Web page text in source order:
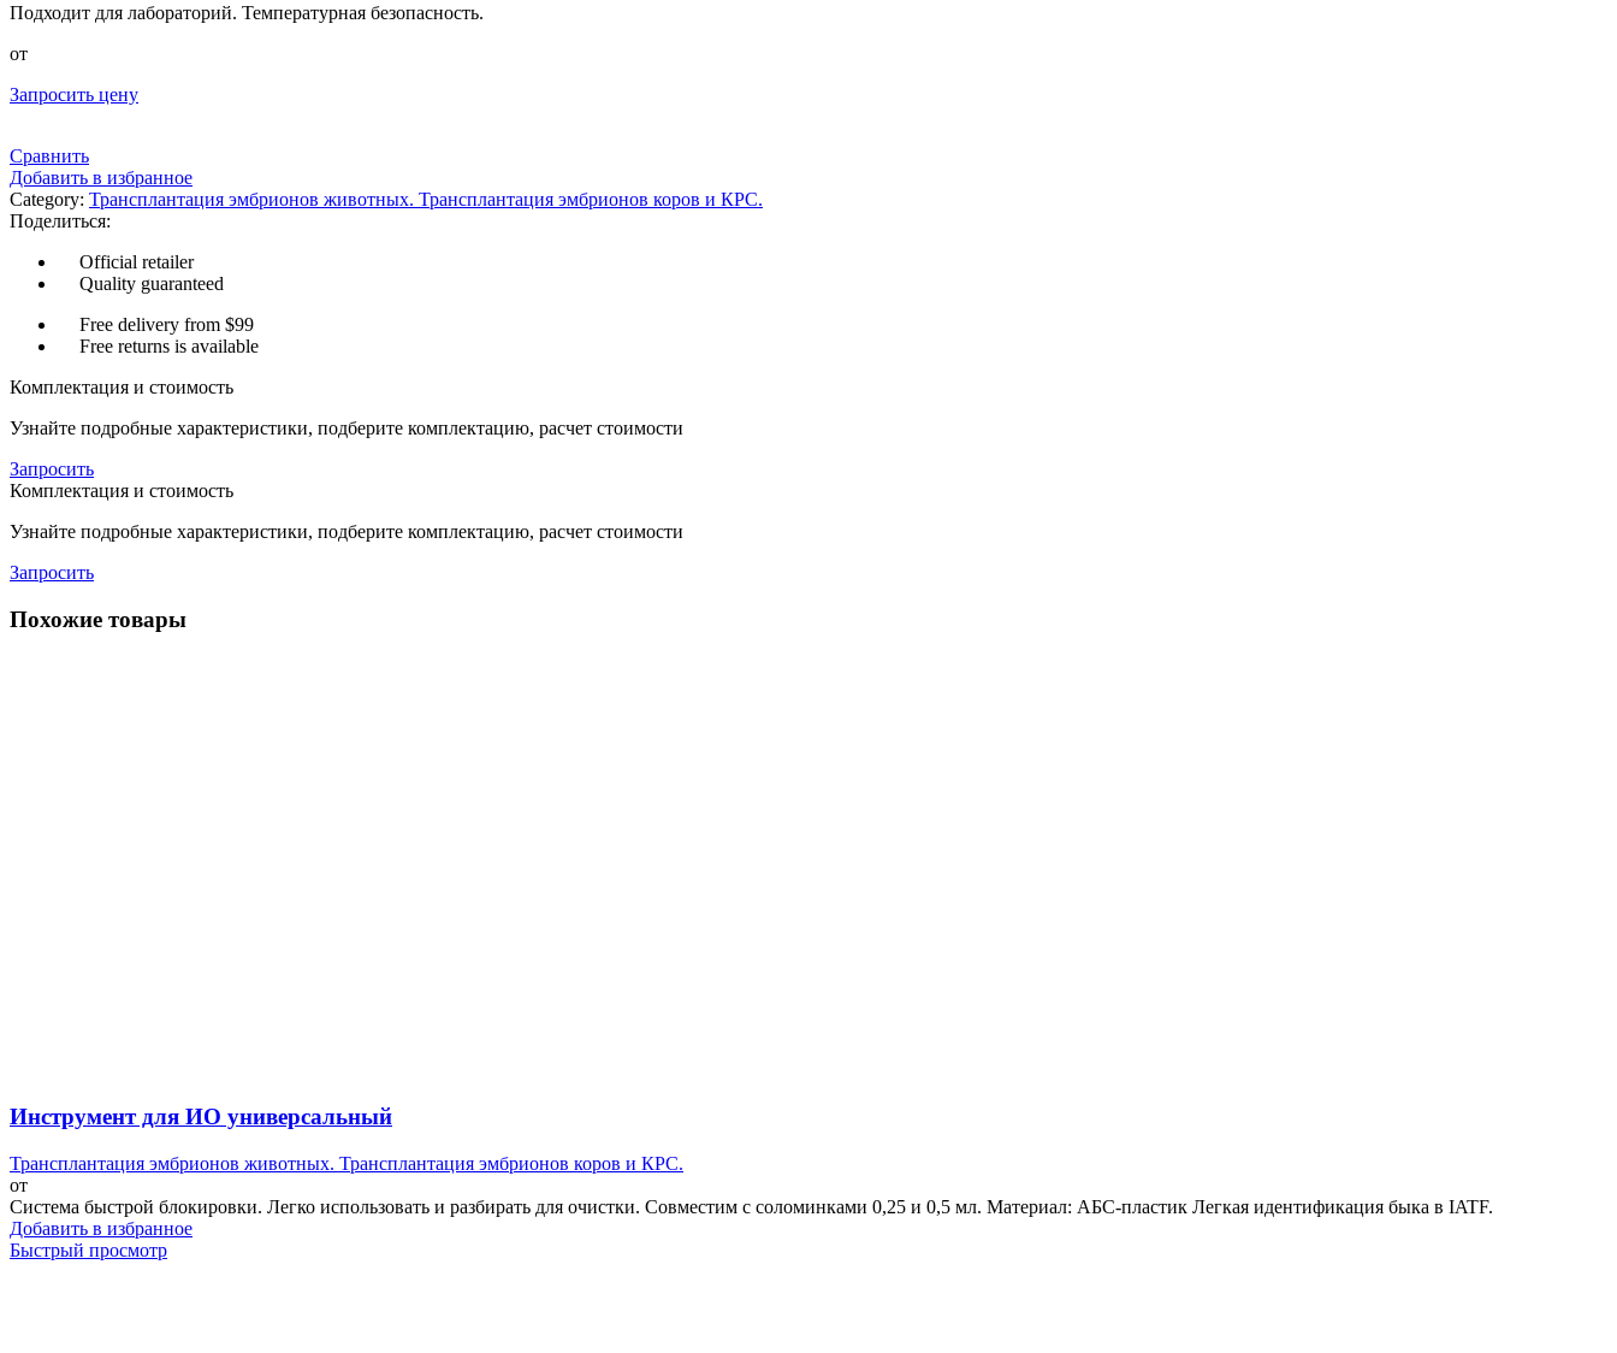
Подходит для лабораторий. Температурная безопасность.
от
Запросить цену
Сравнить
Добавить в избранное
Category: Трансплантация эмбрионов животных. Трансплантация эмбрионов коров и КРС.
Поделиться:
Official retailer
Quality guaranteed
Free delivery from $99
Free returns is available
Комплектация и стоимость
Узнайте подробные характеристики, подберите комплектацию, расчет стоимости
Запросить
Комплектация и стоимость
Узнайте подробные характеристики, подберите комплектацию, расчет стоимости
Запросить
Похожие товары
Инструмент для ИО универсальный
Трансплантация эмбрионов животных. Трансплантация эмбрионов коров и КРС.
от
Система быстрой блокировки. Легко использовать и разбирать для очистки. Совместим с соломинками 0,25 и 0,5 мл. Материал: АБС-пластик Легкая идентификация быка в IATF.
Добавить в избранное
Быстрый просмотр